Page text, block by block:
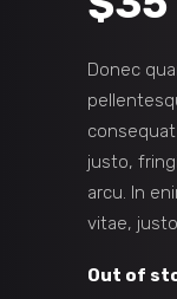
Donec
justo,
arcu. In
vitae,
Out of